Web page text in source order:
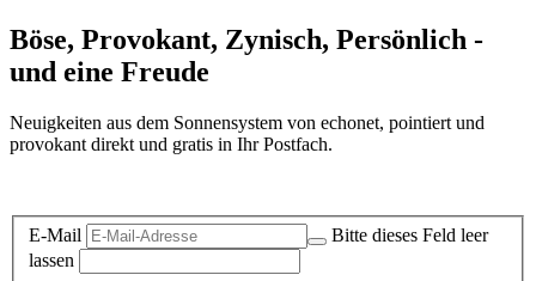
Böse, Provokant, Zynisch, Persönlich -
und eine Freude
Neuigkeiten aus dem Sonnensystem von echonet, pointiert und
provokant direkt und gratis in Ihr Postfach.
E-Mail
Bitte dieses Feld leer
lassen